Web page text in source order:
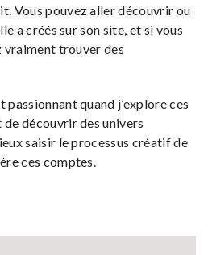
Vous pouvez aller découvrir ou
a créés sur son site, et si vous
vraiment trouver des
quand j’explore ces
de découvrir des univers
saisir le processus créatif de
ces comptes.